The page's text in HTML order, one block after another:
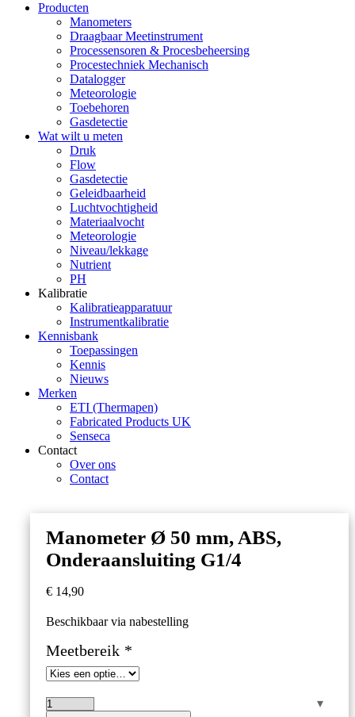
Producten
Manometers
Draagbaar Meetinstrument
Processensoren & Procesbeheersing
Procestechniek Mechanisch
Datalogger
Meteorologie
Toebehoren
Gasdetectie
Wat wilt u meten
Druk
Flow
Gasdetectie
Geleidbaarheid
Luchtvochtigheid
Materiaalvocht
Meteorologie
Niveau/lekkage
Nutrient
PH
Kalibratie
Kalibratieapparatuur
Instrumentkalibratie
Kennisbank
Toepassingen
Kennis
Nieuws
Merken
ETI (Thermapen)
Fabricated Products UK
Senseca
Contact
Over ons
Contact
Manometer Ø 50 mm, ABS,
Onderaansluiting G1/4
€ 14,90
Beschikbaar via nabestelling
Meetbereik *
Manometer